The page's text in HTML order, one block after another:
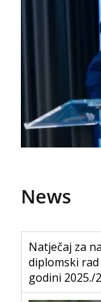
News
Natječaj za
diplomski rad
godini 2025./